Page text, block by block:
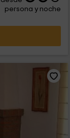
persona y noche